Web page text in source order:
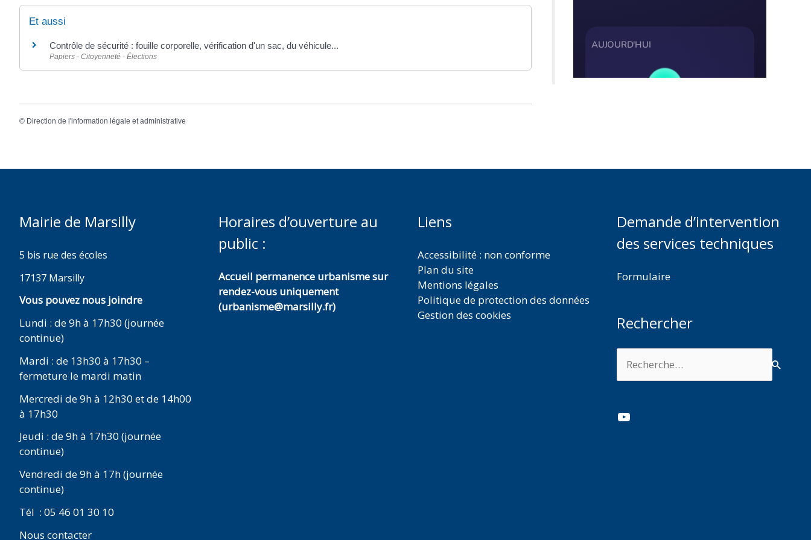
Et aussi
Contrôle de sécurité : fouille corporelle, vérification d'un sac, du véhicule...
Papiers - Citoyenneté - Élections
© Direction de l'information légale et administrative
Mairie de Marsilly
5 bis rue des écoles
17137 Marsilly
Vous pouvez nous joindre
Lundi : de 9h à 17h30 (journée
continue)
Mardi : de 13h30 à 17h30 –
fermeture le mardi matin
Mercredi de 9h à 12h30 et de 14h00
à 17h30
Jeudi : de 9h à 17h30 (journée
continue)
Vendredi de 9h à 17h (journée
continue)
Tél : 05 46 01 30 10
Nous contacter
Horaires d’ouverture au
public :
Accueil permanence urbanisme sur
rendez-vous uniquement
(urbanisme@marsilly.fr)
Liens
Accessibilité : non conforme
Plan du site
Mentions légales
Politique de protection des données
Gestion des cookies
Demande d’intervention
des services techniques
Formulaire
Rechercher
YouTube